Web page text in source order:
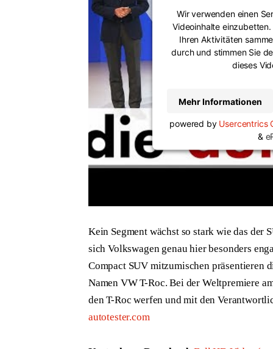
Wir verwenden einen
Videoinhalte
Ihren Aktivitäten
durch und stimmen Sie
dieses
Mehr Informationen
powered by Usercentrics
&
Kein Segment wächst so stark wie das der
sich Volkswagen genau hier besonders
Compact SUV mitzumischen präsentieren
Namen VW T-Roc. Bei der Weltpremiere
den T-Roc werfen und mit den
autotester.com